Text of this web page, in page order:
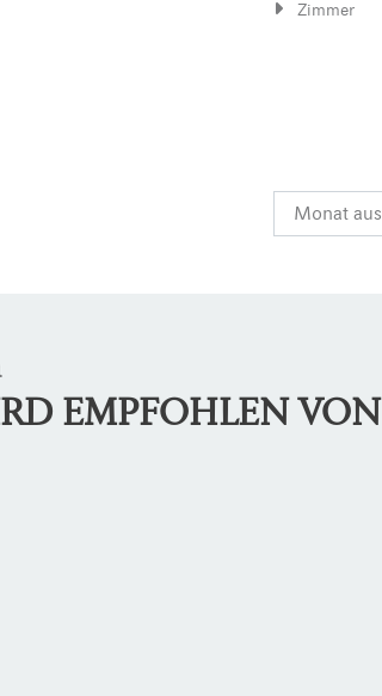
Zimmer
EMPFOHLEN VON